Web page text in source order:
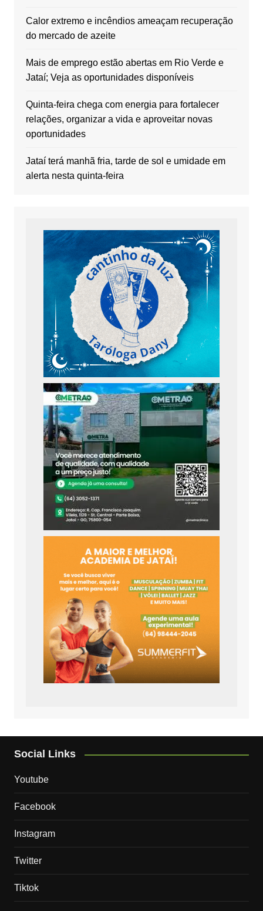
Calor extremo e incêndios ameaçam recuperação
do mercado de azeite
Mais de emprego estão abertas em Rio Verde e
Jataí; Veja as oportunidades disponíveis
Quinta-feira chega com energia para fortalecer
relações, organizar a vida e aproveitar novas
oportunidades
Jataí terá manhã fria, tarde de sol e umidade em
alerta nesta quinta-feira
Social Links
Youtube
Facebook
Instagram
Twitter
Tiktok